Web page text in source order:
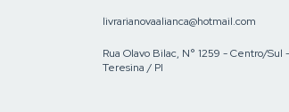
livrarianovaalianca@hotmail.com
Rua Olavo Bilac, N° 1259 - Centro/Sul -
Teresina / PI